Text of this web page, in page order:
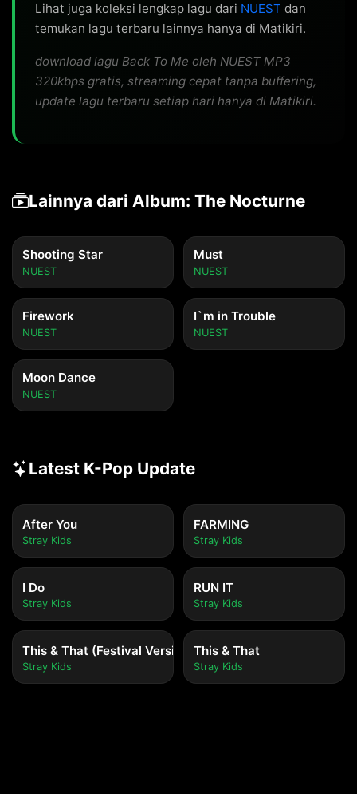
Lihat juga koleksi lengkap lagu dari NUEST dan
temukan lagu terbaru lainnya hanya di Matikiri.
download lagu Back To Me oleh NUEST MP3
320kbps gratis, streaming cepat tanpa buffering,
update lagu terbaru setiap hari hanya di Matikiri.
Lainnya dari Album: The Nocturne
Shooting Star
NUEST
Must
NUEST
Firework
NUEST
I`m in Trouble
NUEST
Moon Dance
NUEST
Latest K-Pop Update
After You
Stray Kids
FARMING
Stray Kids
I Do
Stray Kids
RUN IT
Stray Kids
This & That (Festival Version)
Stray Kids
This & That
Stray Kids